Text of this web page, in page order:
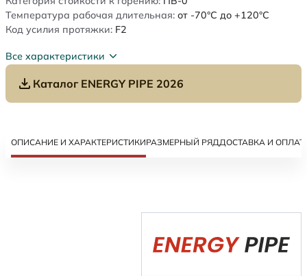
Температура рабочая длительная: от -70°C до +120°C
Код усилия протяжки: F2
Все характеристики
Каталог ENERGY PIPE 2026
ОПИСАНИЕ И ХАРАКТЕРИСТИКИРАЗМЕРНЫЙ РЯДДОСТАВКА И